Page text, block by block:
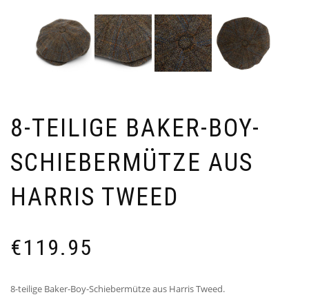
8-TEILIGE BAKER-BOY-
SCHIEBERMÜTZE AUS
HARRIS TWEED
€119.95
8-teilige Baker-Boy-Schiebermütze aus Harris Tweed.